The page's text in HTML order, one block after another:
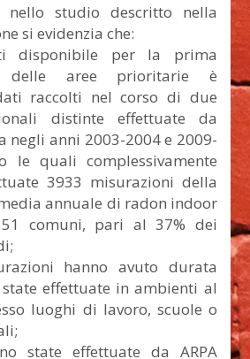
nello studio descritto nella
si evidenzia che:
disponibile per la prima
delle aree prioritarie è
raccolti nel corso di due
distinte effettuate da
negli anni 2003-2004 e 2009-
le quali complessivamente
3933 misurazioni della
annuale di radon indoor
comuni, pari al 37% dei
hanno avuto durata
effettuate in ambienti al
luoghi di lavoro, scuole o
state effettuate da ARPA